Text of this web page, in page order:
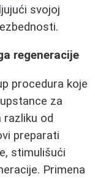
svojoj
regeneracije
procedura koje
za
razliku od
preparati
stimulišući
Primena